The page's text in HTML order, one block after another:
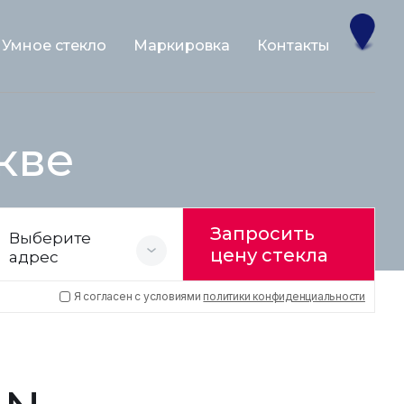
Умное стекло Маркировка Контакты
Выберите
адрес
Запросить
цену стекла
Я согласен с условиями политики конфиденциальности